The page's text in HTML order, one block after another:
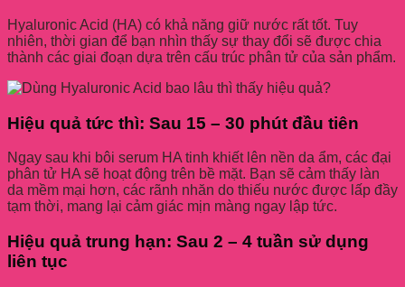
Hyaluronic Acid (HA) có khả năng giữ nước rất tốt. Tuy
nhiên, thời gian để bạn nhìn thấy sự thay đổi sẽ được chia
thành các giai đoạn dựa trên cấu trúc phân tử của sản phẩm.
Hiệu quả tức thì: Sau 15 – 30 phút đầu tiên
Ngay sau khi bôi serum HA tinh khiết lên nền da ẩm, các đại
phân tử HA sẽ hoạt động trên bề mặt. Bạn sẽ cảm thấy làn
da mềm mại hơn, các rãnh nhăn do thiếu nước được lấp đầy
tạm thời, mang lại cảm giác mịn màng ngay lập tức.
Hiệu quả trung hạn: Sau 2 – 4 tuần sử dụng
liên tục